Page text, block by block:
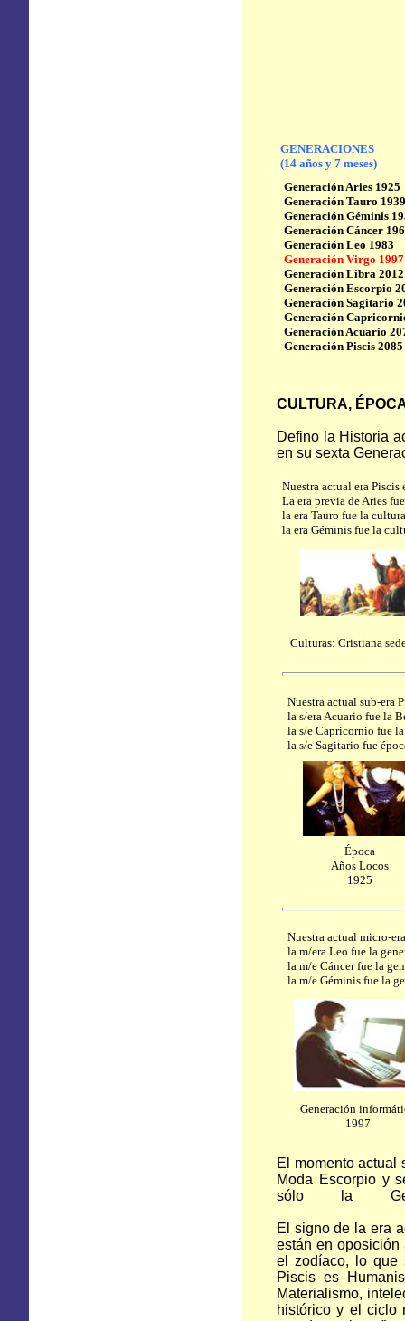
GENERACIONES
(14 años y 7 meses)
Generación Aries 1925
Generación Tauro 1939
Generación Géminis
Generación Cáncer
Generación Leo 1983
Generación Virgo 1997
Generación Libra 2012
Generación Escorpio
Generación Sagitario
Generación
Generación Acuario
Generación Piscis 2085
CULTURA,
Defino la Historia
en su sexta
Nuestra actual era
La era previa de Aries
la era Tauro fue la
la era Géminis fue la
Culturas: Cristiana
Nuestra actual sub-era
la s/era Acuario fue la
la s/e Capricornio fue
la s/e Sagitario fue
Época
Años Locos
1925
Nuestra actual micro-
la m/era Leo fue la
la m/e Cáncer fue la
la m/e Géminis fue la
Generación
1997
El momento actual
Moda Escorpio y
sólo la
El signo de la era
están en oposición
el zodíaco, lo que
Piscis es
Materialismo,
histórico y el ciclo